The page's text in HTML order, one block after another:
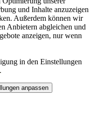
und Inhalte anzuzeigen
Außerdem können wir
Anbietern abgleichen und
anzeigen, nur wenn
in den Einstellungen
.
anpassen